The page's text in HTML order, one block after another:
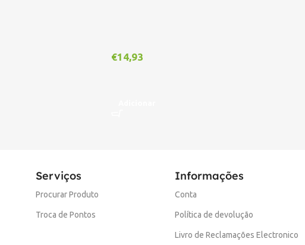
€14,93
Serviços
Procurar Produto
Troca de Pontos
Informações
Conta
Política de devolução
Livro de Reclamações Electronico